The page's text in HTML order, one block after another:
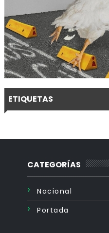
ETIQUETAS
CATEGORÍAS
Nacional
Portada